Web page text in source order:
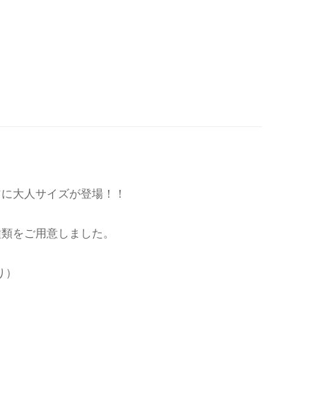
大人サイズが登場！！
をご用意しました。